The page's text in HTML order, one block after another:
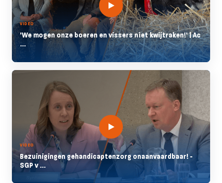
VIDEO
'We mogen onze boeren en vissers níet kwijtraken!' | Ac
...
VIDEO
Bezuinigingen gehandicaptenzorg onaanvaardbaar! -
SGP v ...